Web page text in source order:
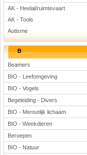
AK - Heelal/ruimtevaart
AK - Tools
Autisme
B
Beamers
BIO - Leefomgeving
BIO - Vogels
Begeleiding - Divers
BIO - Menselijk lichaam
BIO - Weekdieren
Beroepen
BIO - Natuur